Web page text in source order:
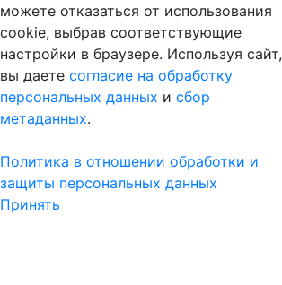
можете отказаться от использования
cookie, выбрав соответствующие
настройки в браузере. Используя сайт,
вы даете согласие на обработку
персональных данных и сбор
метаданных.
Политика в отношении обработки и
защиты персональных данных
Принять